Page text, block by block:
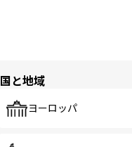
国と地域
ヨーロッパ